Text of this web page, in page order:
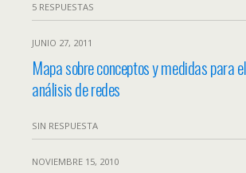
5 RESPUESTAS
JUNIO 27, 2011
Mapa sobre conceptos y medidas para el
análisis de redes
SIN RESPUESTA
NOVIEMBRE 15, 2010